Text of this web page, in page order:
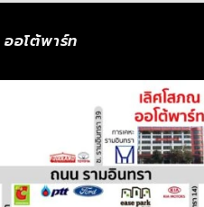
อโต้พาร์ท